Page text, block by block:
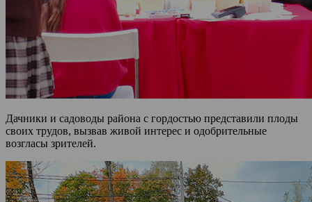
Дачники и садоводы района с гордостью представили плоды
своих трудов, вызвав живой интерес и одобрительные
возгласы зрителей.